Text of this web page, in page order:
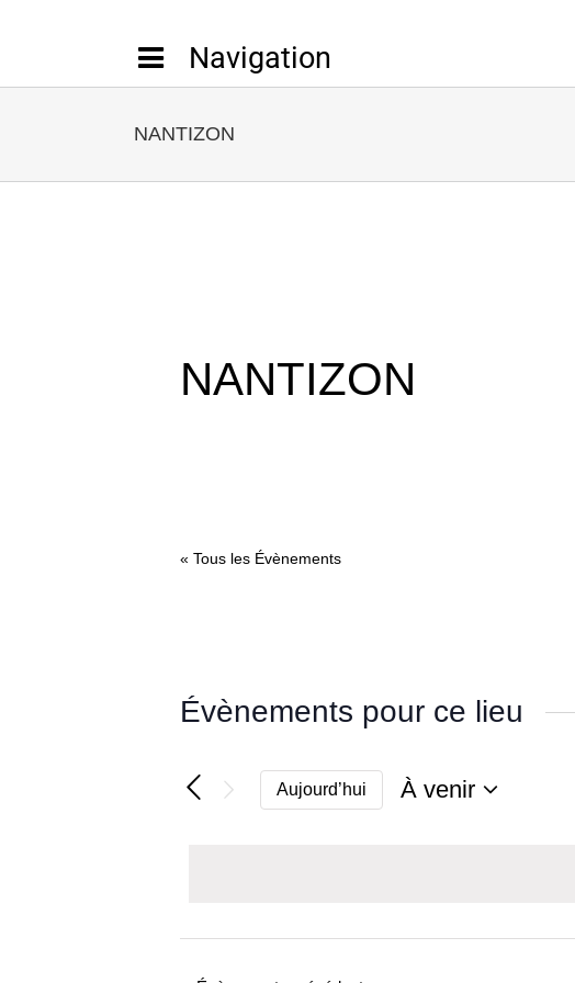
NANTIZON
NANTIZON
« Tous les Évènements
Évènements pour ce lieu
Aujourd’hui
À venir